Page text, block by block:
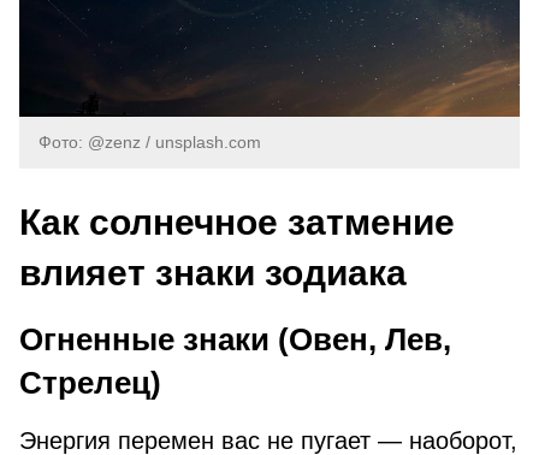
Фото: @zenz / unsplash.com
Как солнечное затмение
влияет знаки зодиака
Огненные знаки (Овен, Лев,
Стрелец)
Энергия перемен вас не пугает — наоборот,